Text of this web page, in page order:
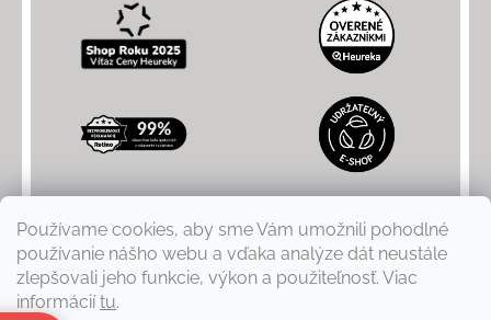
Používame cookies, aby sme Vám umožnili pohodlné
používanie nášho webu a vďaka analýze dát neustále
zlepšovali jeho funkcie, výkon a použiteľnosť. Viac
informácií tu.